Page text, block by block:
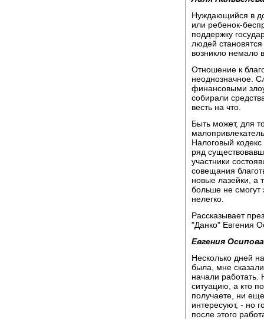
Нуждающийся в
или ребенок-
поддержку
людей
возникло немало
Отношение к
неоднозначное.
финансовыми
собирали
весть на что.
Быть может, для
Налоговый
ряд
участники
совещания
новые лазейки, а
больше не смогут
нелегко.
Рассказывает
"Данко" Евгения
Евгения
Несколько дней
была, мне
начали работать.
ситуацию, а кто
получаете, ни
интересуют, - но
после этого